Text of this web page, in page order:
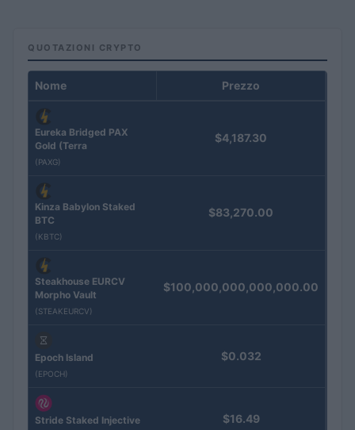
QUOTAZIONI CRYPTO
Nome Prezzo
Eureka Bridged PAX
Gold (Terra
(PAXG)
$4,187.30
Kinza Babylon Staked
BTC
(KBTC)
$83,270.00
Steakhouse EURCV
Morpho Vault
(STEAKEURCV)
$100,000,000,000,000.00
Epoch Island
(EPOCH)
$0.032
Stride Staked Injective $16.49